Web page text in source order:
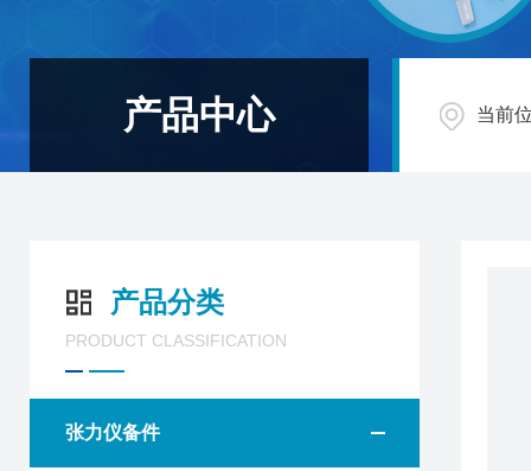
产品中心 当前
产品分类
PRODUCT CLASSIFICATION
张力仪备件